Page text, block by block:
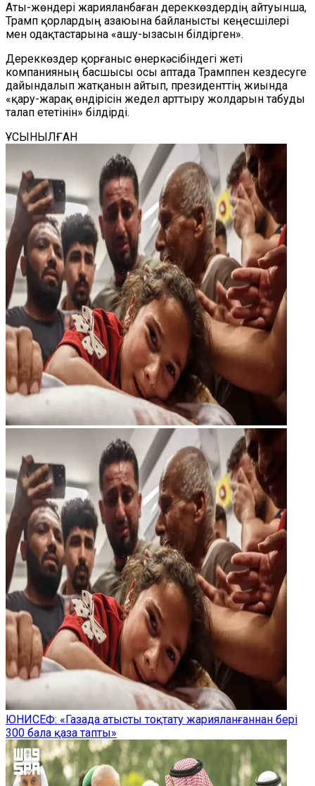
Аты-жөндері жарияланбаған дереккөздердің айтуынша,
Трамп қорлардың азаюына байланысты кеңесшілері
мен одақтастарына «ашу-ызасын білдірген».
Дереккөздер қорғаныс өнеркәсібіндегі жеті
компанияның басшысы осы аптада Трамппен кездесуге
дайындалып жатқанын айтып, президенттің жиында
«қару-жарақ өндірісін жедел арттыру жолдарын табуды
талап ететінін» білдірді.
ҰСЫНЫЛҒАН
ЮНИСЕФ: «Газада атысты тоқтату жарияланғаннан бері
300 бала қаза тапты»